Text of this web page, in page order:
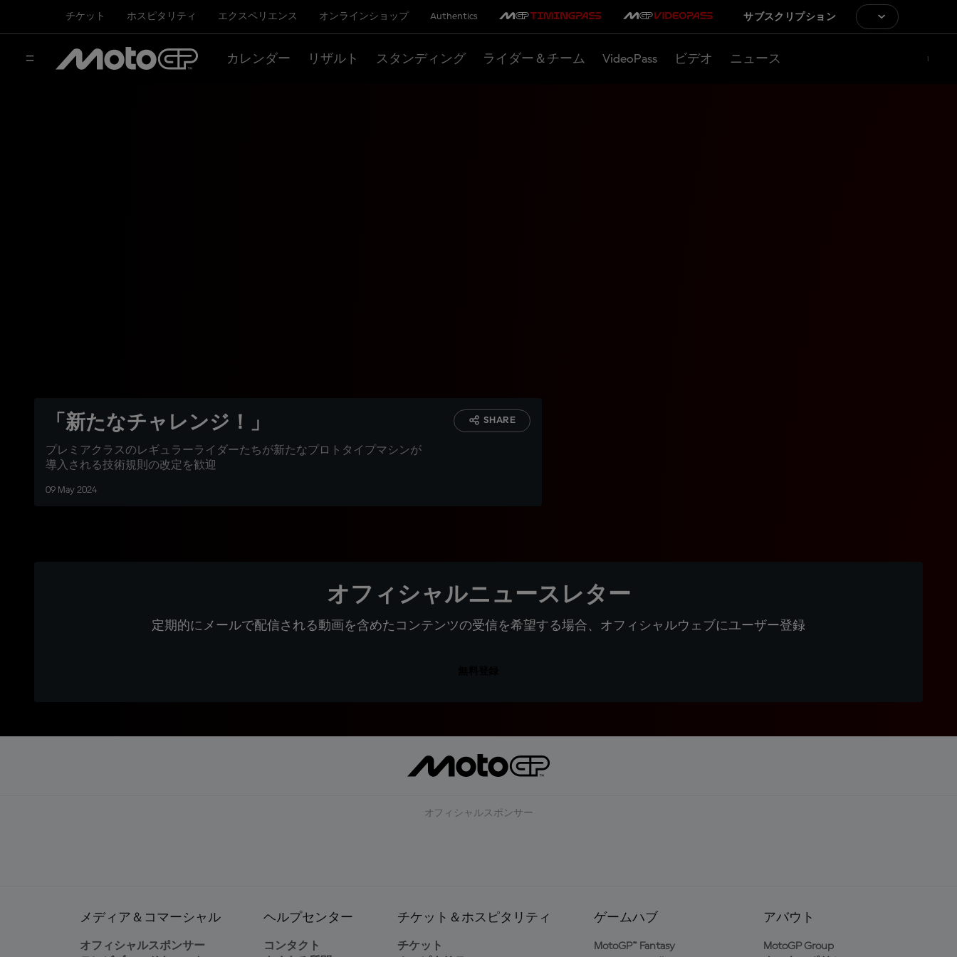
チケット ホスピタリティ エクスペリエンス オンラインショップ Authentics サブスクリプション
カレンダー リザルト スタンディング ライダー＆チーム VideoPass ビデオ ニュース
「新たなチャレンジ！」
プレミアクラスのレギュラーライダーたちが新たなプロトタイプマシンが
導入される技術規則の改定を歓迎
09 May 2024
SHARE
オフィシャルニュースレター
定期的にメールで配信される動画を含めたコンテンツの受信を希望する場合、オフィシャルウェブにユーザー登録
オフィシャルスポンサー
メディア＆コマーシャル
オフィシャルスポンサー
ヘルプセンター
コンタクト
チケット＆ホスピタリティ
チケット
ゲームハブ
MotoGP™ Fantasy
アバウト
MotoGP Group